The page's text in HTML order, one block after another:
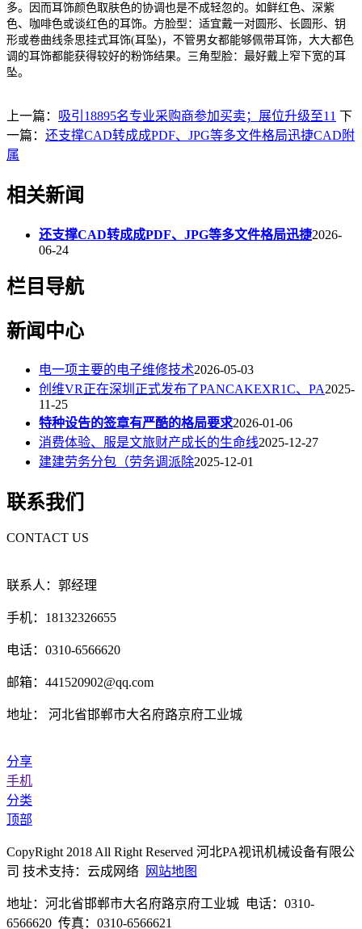
多。因而耳饰颜色取肤色的协调也是不成轻忽的。如鲜红色、深紫
色、咖啡色或谈红色的耳饰。方脸型：适宜戴一对圆形、长圆形、钥
形或卷曲线条思挂式耳饰(耳坠)，不管男女都能够佩带耳饰，大大都色
调的耳饰都能获得较好的粉饰结果。三角型脸：最好戴上窄下宽的耳
坠。
上一篇： 吸引18895名专业采购商参加买卖；展位升级至11 下
一篇： 还支撑CAD转成成PDF、JPG等多文件格局迅捷CAD附
属
相关新闻
还支撑CAD转成成PDF、JPG等多文件格局迅捷2026-
06-24
栏目导航
新闻中心
电一项主要的电子维修技术2026-05-03
创维VR正在深圳正式发布了PANCAKEXR1C、PA2025-
11-25
特种设告的签章有严酷的格局要求2026-01-06
消费体验、服是文旅财产成长的生命线2025-12-27
建建劳务分包（劳务调派除2025-12-01
联系我们
CONTACT US
联系人：郭经理
手机：18132326655
电话：0310-6566620
邮箱：441520902@qq.com
地址： 河北省邯郸市大名府路京府工业城
分享
手机
分类
顶部
CopyRight 2018 All Right Reserved 河北PA视讯机械设备有限公
司 技术支持：云成网络
网站地图
地址：河北省邯郸市大名府路京府工业城 电话：0310-
6566620 传真：0310-6566621